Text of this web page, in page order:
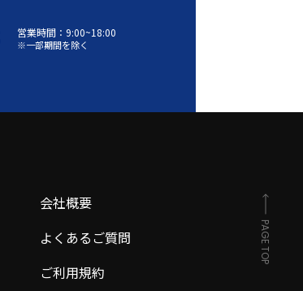
営業時間： 9:00~18:00
※一部期間を除く
会社概要
よくあるご質問
ご利用規約
PAGE TOP